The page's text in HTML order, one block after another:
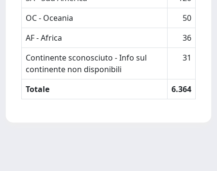
OC - Oceania
50
AF - Africa
36
Continente sconosciuto - Info sul
continente non disponibili
31
Totale 6.364